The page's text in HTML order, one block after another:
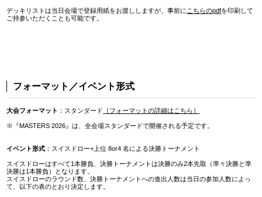
デッキリストは当日会場で登録用紙をお渡ししますが、事前に こちらのpdfを印刷して
ご持参いただくことも可能です。
フォーマット／イベント形式
大会フォーマット ：スタンダード ［フォーマットの詳細はこちら］
※『MASTERS 2026』は、全会場スタンダードで開催される予定です。
イベント形式 ：スイスドロー+上位 8or4 名による決勝トーナメント
スイスドローはすべて1本勝負、決勝トーナメントは決勝のみ2本先取（準々決勝と準
決勝は1本勝負）となります。
スイスドローのラウンド数、決勝トーナメントへの進出人数は当日の参加人数によっ
て、以下の表のとおり決定します。